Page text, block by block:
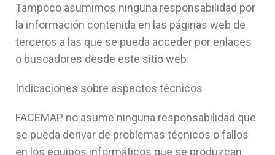
Tampoco asumimos ninguna responsabilidad por
la información contenida en las páginas web de
terceros a las que se pueda acceder por enlaces
o buscadores desde este sitio web.
Indicaciones sobre aspectos técnicos
FACEMAP no asume ninguna responsabilidad que
se pueda derivar de problemas técnicos o fallos
en los equipos informáticos que se produzcan